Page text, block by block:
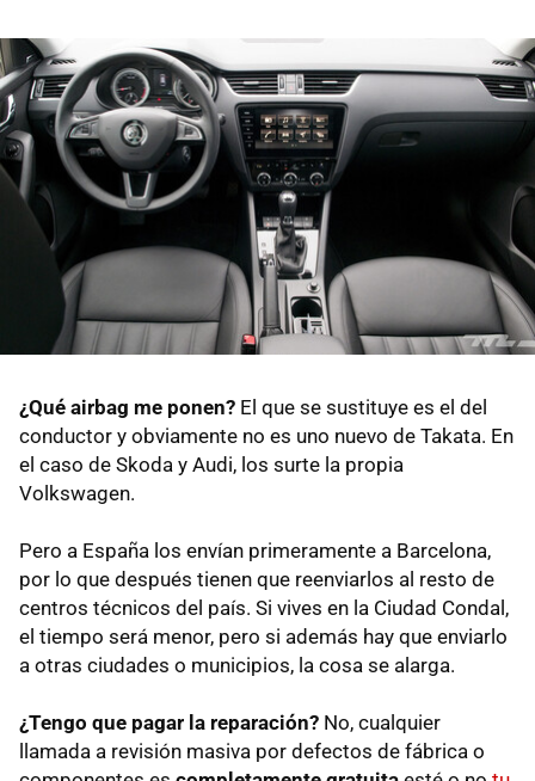
¿Qué airbag me ponen? El que se sustituye es el del
conductor y obviamente no es uno nuevo de Takata. En
el caso de Skoda y Audi, los surte la propia
Volkswagen.
Pero a España los envían primeramente a Barcelona,
por lo que después tienen que reenviarlos al resto de
centros técnicos del país. Si vives en la Ciudad Condal,
el tiempo será menor, pero si además hay que enviarlo
a otras ciudades o municipios, la cosa se alarga.
¿Tengo que pagar la reparación? No, cualquier
llamada a revisión masiva por defectos de fábrica o